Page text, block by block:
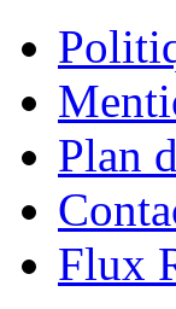
Plan
Flux